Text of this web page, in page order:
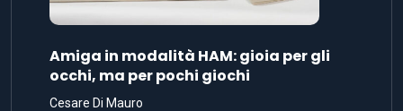
Amiga in modalità HAM: gioia per gli
occhi, ma per pochi giochi
Cesare Di Mauro